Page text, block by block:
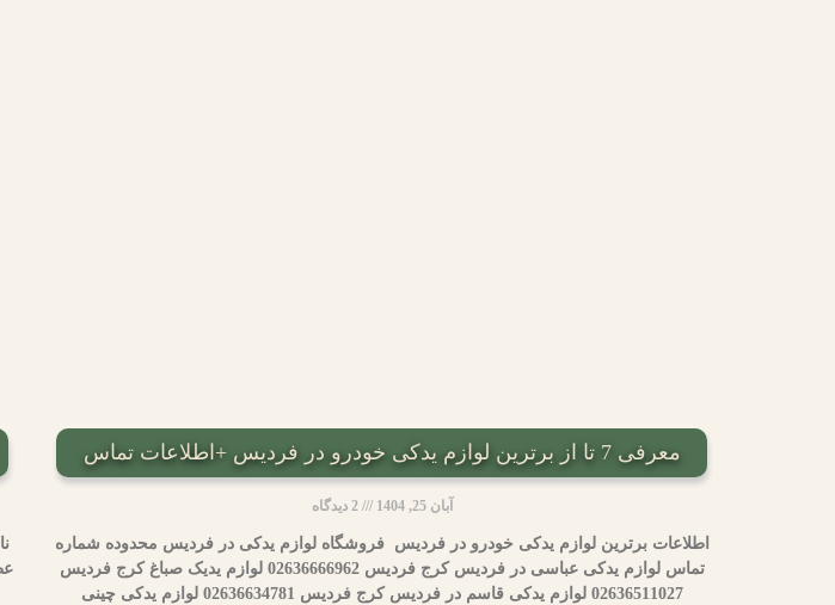
معرفی 7 تا از برترین لوازم یدکی خودرو در فردیس +اطلاعات تماس
آبان 25, 1404
اطلاعات برترین لوازم یدکی خودرو در فردیس فروشگاه لوازم یدکی در فردیس محدوده شماره
تماس لوازم یدکی عباسی در فردیس کرج فردیس 02636666962 لوازم یدیک صباغ کرج فردیس
02636511027 لوازم یدکی قاسم در فردیس کرج فردیس 02636634781 لوازم یدکی چینی